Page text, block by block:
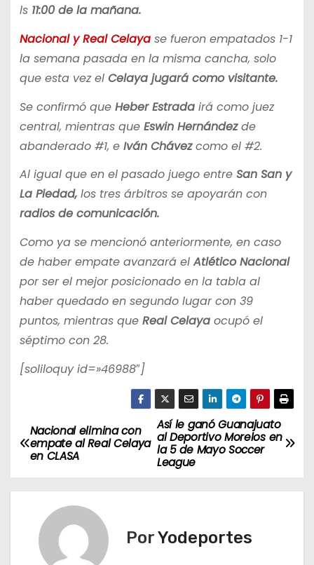
ls 11:00 de la mañana.
Nacional y Real Celayase fueron empatados 1-1
la semana pasada en la misma cancha, solo
que esta vez el Celaya jugará como visitante.
Se confirmó que Heber Estradairá como juez
central, mientras que Eswin Hernándezde
abanderado #1, e Iván Chávezcomo el #2.
Al igual que en el pasado juego entre San San y
La Piedad,los tres árbitros se apoyarán con
radios de comunicación.
Como ya se mencionó anteriormente, en caso
de haber empate avanzará elAtlético Nacional
por ser el mejor posicionado en la tabla al
haber quedado en segundo lugar con 39
puntos, mientras que Real Celayaocupó el
séptimo con 28.
[soliloquy id=»46988″]
N
a
v
Así le ganó Guanajuato
al Deportivo Morelos en
la 5 de Mayo Soccer
League
Nacional elimina con
empate al Real Celaya
en CLASA
PorYodeportes